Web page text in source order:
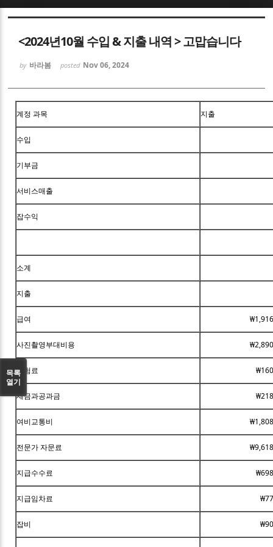
<2024년10월 수입 & 지출 내역 > 고맙습니다
by 바라봄 posted Nov 06, 2024
계정 과목 지출
수입
기부금
서비스매출
잡수익
소계
지출
급여
사진촬영부대비용
보험료
세금과공과금
여비교통비
전문가 자문료
지급수수료
지급임차료
잡비
목록
열기
Sketchbook5, 스케치북5
Sketchbook5, 스케치북5